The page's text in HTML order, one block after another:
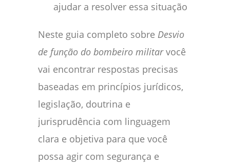
ajudar a resolver essa situação
Neste guia completo sobre Desvio
de função do bombeiro militarvocê
vai encontrar respostas precisas
baseadas em princípios jurídicos,
legislação, doutrina e
jurisprudência com linguagem
clara e objetiva para que você
possa agir com segurança e